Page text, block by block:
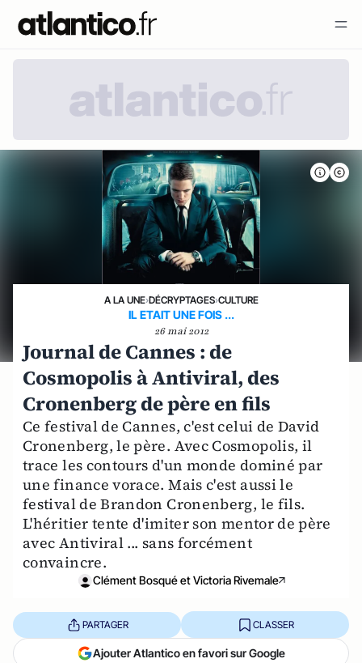
A LA UNE›DÉCRYPTAGES›CULTURE
IL ETAIT UNE FOIS ...
26 mai 2012
Journal de Cannes : de
Cosmopolis à Antiviral, des
Cronenberg de père en fils
Ce festival de Cannes, c'est celui de David
Cronenberg, le père. Avec Cosmopolis, il
trace les contours d'un monde dominé par
une finance vorace. Mais c'est aussi le
festival de Brandon Cronenberg, le fils.
L'héritier tente d'imiter son mentor de père
avec Antiviral ... sans forcément
convaincre.
Clément Bosqué et Victoria Rivemale
PARTAGER CLASSER
Ajouter Atlantico en favori sur Google